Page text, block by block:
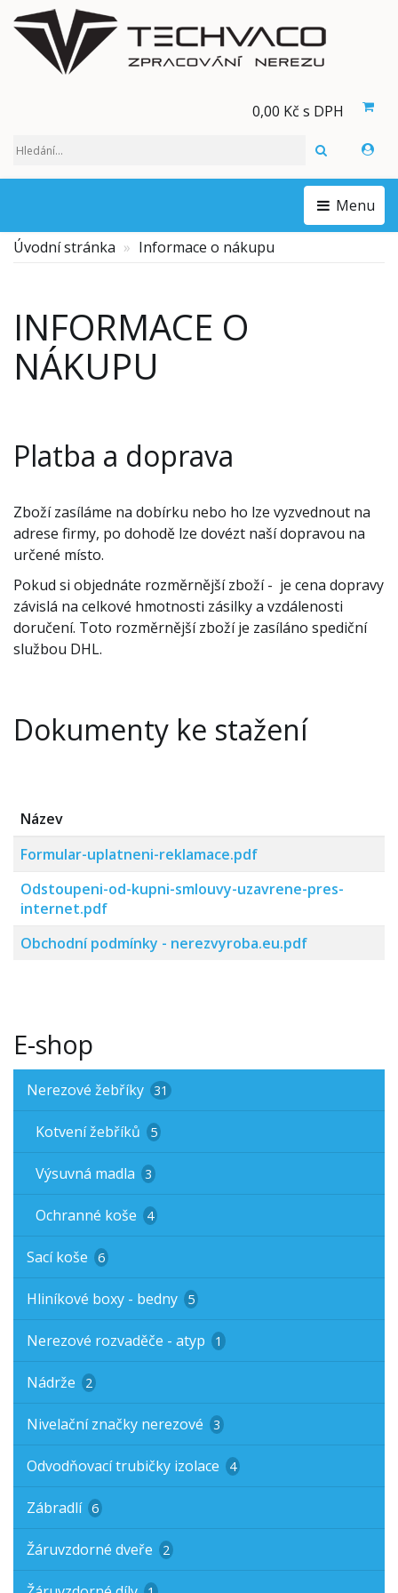
0,00 Kč s DPH
HLEDAT
Menu
Úvodní stránka Informace o nákupu
INFORMACE O
NÁKUPU
Platba a doprava
Zboží zasíláme na dobírku nebo ho lze vyzvednout na
adrese firmy, po dohodě lze dovézt naší dopravou na
určené místo.
Pokud si objednáte rozměrnější zboží - je cena dopravy
závislá na celkové hmotnosti zásilky a vzdálenosti
doručení. Toto rozměrnější zboží je zasíláno spediční
službou DHL.
Dokumenty ke stažení
Název
Formular-uplatneni-reklamace.pdf
Odstoupeni-od-kupni-smlouvy-uzavrene-pres-
internet.pdf
Obchodní podmínky - nerezvyroba.eu.pdf
E-shop
Nerezové žebříky 31
Kotvení žebříků 5
Výsuvná madla 3
Ochranné koše 4
Sací koše 6
Hliníkové boxy - bedny 5
Nerezové rozvaděče - atyp 1
Nádrže 2
Nivelační značky nerezové 3
Odvodňovací trubičky izolace 4
Zábradlí 6
Žáruvzdorné dveře 2